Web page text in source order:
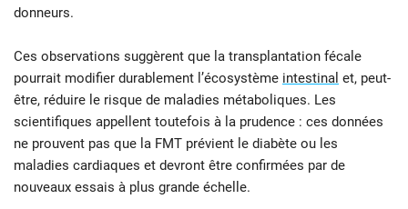
donneurs.
Ces observations suggèrent que la transplantation fécale
pourrait modifier durablement l’écosystème intestinal et, peut-
être, réduire le risque de maladies métaboliques. Les
scientifiques appellent toutefois à la prudence : ces données
ne prouvent pas que la FMT prévient le diabète ou les
maladies cardiaques et devront être confirmées par de
nouveaux essais à plus grande échelle.